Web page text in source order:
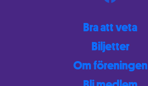
Bra att veta
Biljetter
Om föreningen